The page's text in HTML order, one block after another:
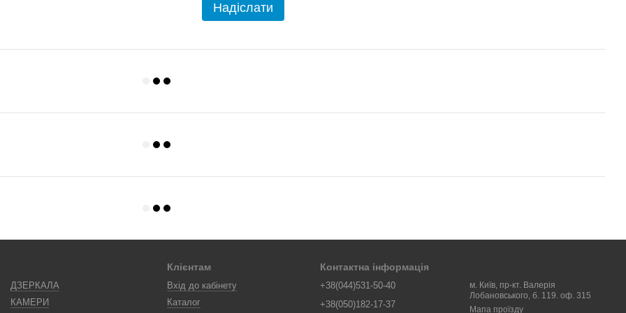
Надіслати
ДЗЕРКАЛА
КАМЕРИ
Клієнтам
Вхід до кабінету
Каталог
Контактна інформація
+38(044)531-50-40
+38(050)182-17-37
м. Київ, пр-кт. Валерія
Лобановського, б. 119. оф. 315
Мапа проїзду